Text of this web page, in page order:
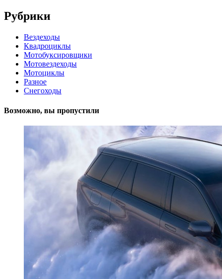
Рубрики
Вездеходы
Квадроциклы
Мотобуксировщики
Мотовездеходы
Мотоциклы
Разное
Снегоходы
Возможно, вы пропустили